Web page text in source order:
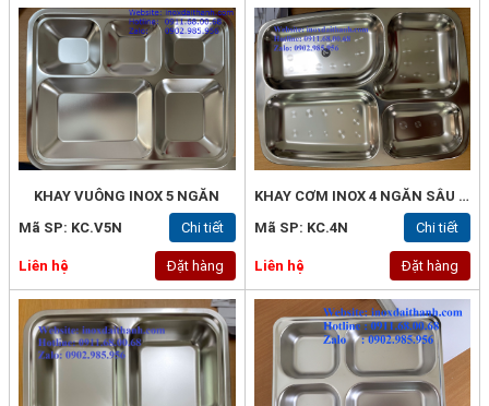
KHAY VUÔNG INOX 5 NGĂN
Mã SP: KC.V5N
Chi tiết
Liên hệ Đặt hàng
KHAY CƠM INOX 4 NGĂN SÂU LÒNG KHÔNG GỈ CHO TRẺ EM, NGƯỜI LỚN
Mã SP: KC.4N
Chi tiết
Liên hệ Đặt hàng